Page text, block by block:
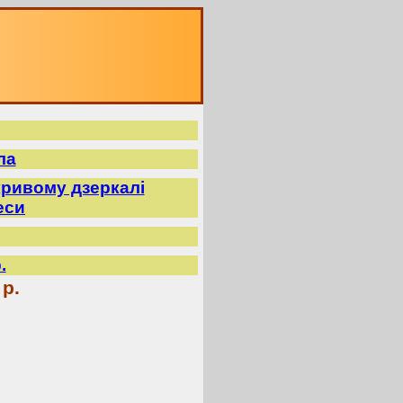
дзеркалі